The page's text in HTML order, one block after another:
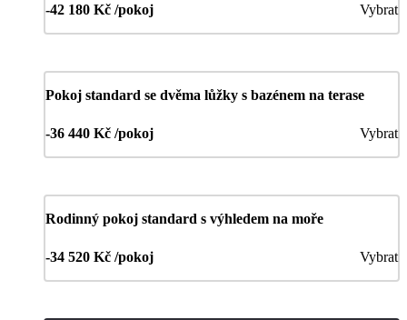
-42 180 Kč /pokoj Vybrat
Pokoj standard se dvěma lůžky s bazénem na terase
-36 440 Kč /pokoj Vybrat
Rodinný pokoj standard s výhledem na moře
-34 520 Kč /pokoj Vybrat